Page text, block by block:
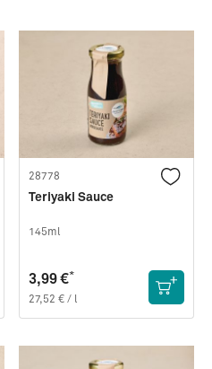
28778
Teriyaki Sauce
145ml
3,99 €*
27,52 € / l